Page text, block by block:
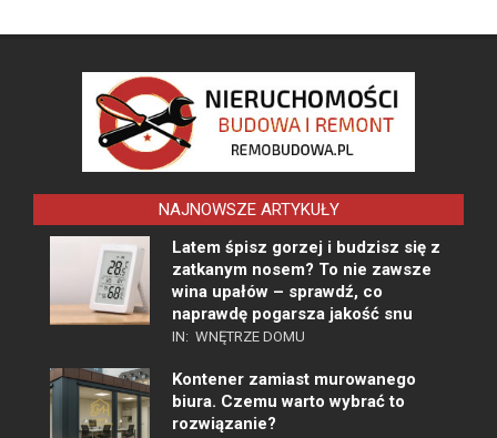
NAJNOWSZE ARTYKUŁY
Latem śpisz gorzej i budzisz się z
zatkanym nosem? To nie zawsze
wina upałów – sprawdź, co
naprawdę pogarsza jakość snu
IN: WNĘTRZE DOMU
Kontener zamiast murowanego
biura. Czemu warto wybrać to
rozwiązanie?